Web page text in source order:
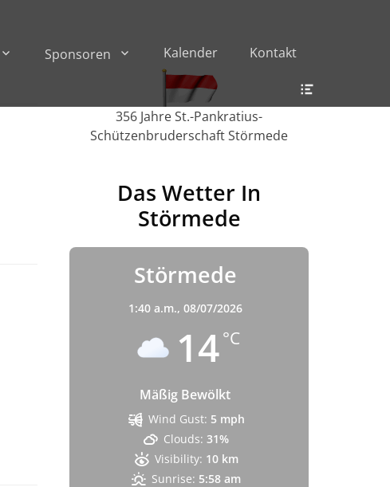
Sponsoren Kalender Kontakt
356 Jahre St.-Pankratius-
Schützenbruderschaft Störmede
Das Wetter In
Störmede
Störmede
1:40 a.m., 08/07/2026
14°C
Mäßig Bewölkt
Wind Gust: 5 mph
Clouds: 31%
Visibility: 10 km
Sunrise: 5:58 am